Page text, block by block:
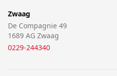
Zwaag
De Compagnie 49
1689 AG Zwaag
0229-244340